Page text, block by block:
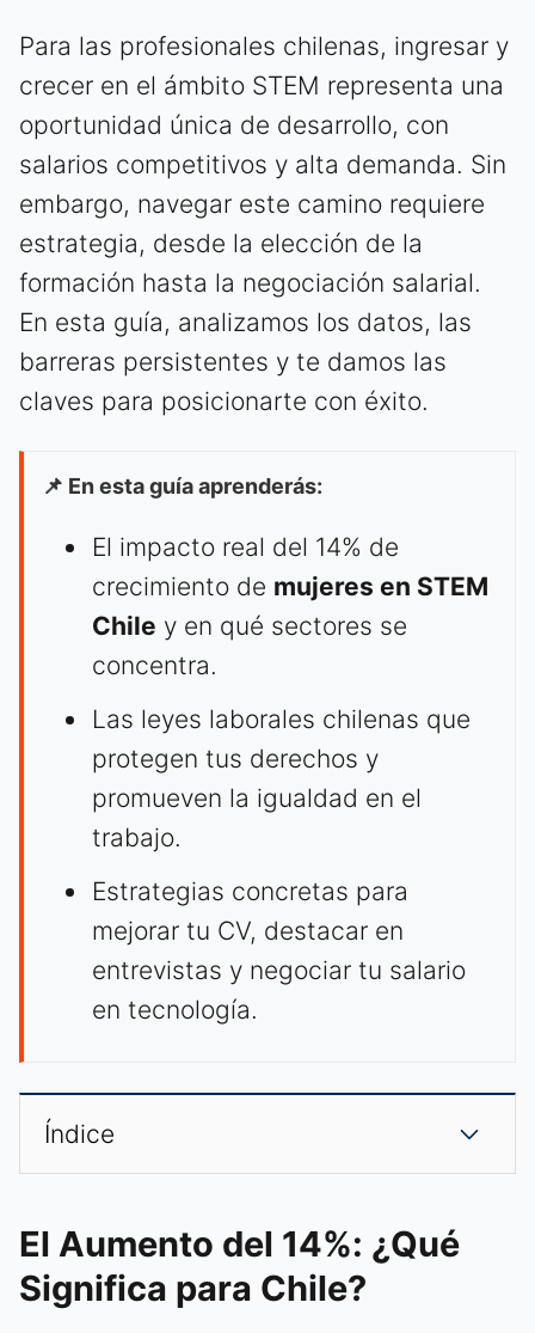
Para las profesionales chilenas, ingresar y
crecer en el ámbito STEM representa una
oportunidad única de desarrollo, con
salarios competitivos y alta demanda. Sin
embargo, navegar este camino requiere
estrategia, desde la elección de la
formación hasta la negociación salarial.
En esta guía, analizamos los datos, las
barreras persistentes y te damos las
claves para posicionarte con éxito.
📌 En esta guía aprenderás:
El impacto real del 14% de
crecimiento de mujeres en STEM
Chile y en qué sectores se
concentra.
Las leyes laborales chilenas que
protegen tus derechos y
promueven la igualdad en el
trabajo.
Estrategias concretas para
mejorar tu CV, destacar en
entrevistas y negociar tu salario
en tecnología.
Índice
El Aumento del 14%: ¿Qué
Significa para Chile?